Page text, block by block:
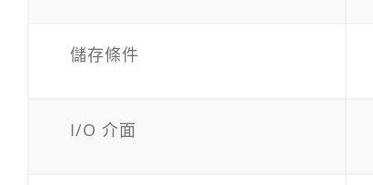
儲存條件
I/O 介面